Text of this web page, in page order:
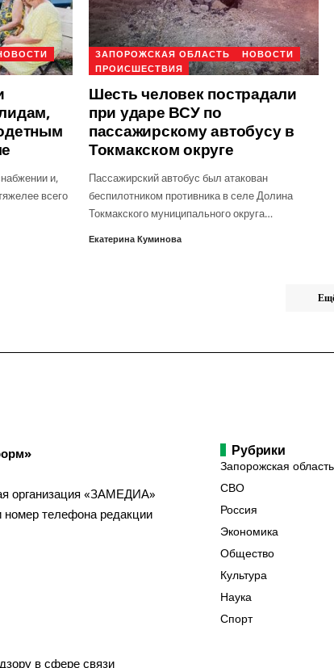
и,
всего
ЗАПОРОЖСКАЯ ОБЛАСТЬ
НОВОСТИ
ПРОИСШЕСТВИЯ
Шесть человек пострадали
при ударе ВСУ по
пассажирскому автобусу в
Токмакском округе
Пассажирский автобус был атакован
беспилотником противника в селе Долина
Токмакского муниципального округа…
Екатерина Куминова
организация «ЗАМЕДИА»
номер телефона редакции
в сфере связи
Рубрики
Запорожская область
СВО
Россия
Экономика
Общество
Культура
Наука
Спорт